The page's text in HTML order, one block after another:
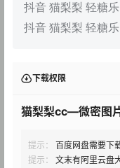
抖音 猫梨梨 轻糖
抖音 猫梨梨 轻糖
下载权限
猫梨梨cc—微密图
提示：
百度网盘需要下
提示：
文末有阿里云盘